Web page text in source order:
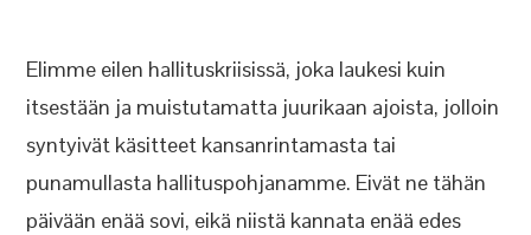
Elimme eilen hallituskriisissä, joka laukesi kuin
itsestään ja muistutamatta juurikaan ajoista, jolloin
syntyivät käsitteet kansanrintamasta tai
punamullasta hallituspohjanamme. Eivät ne tähän
päivään enää sovi, eikä niistä kannata enää edes